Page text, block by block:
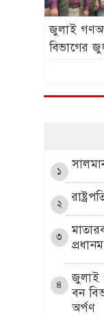
জুলাই
বিভাগের
১
২
৩
৪
জুলাই
বন
অর্পণ